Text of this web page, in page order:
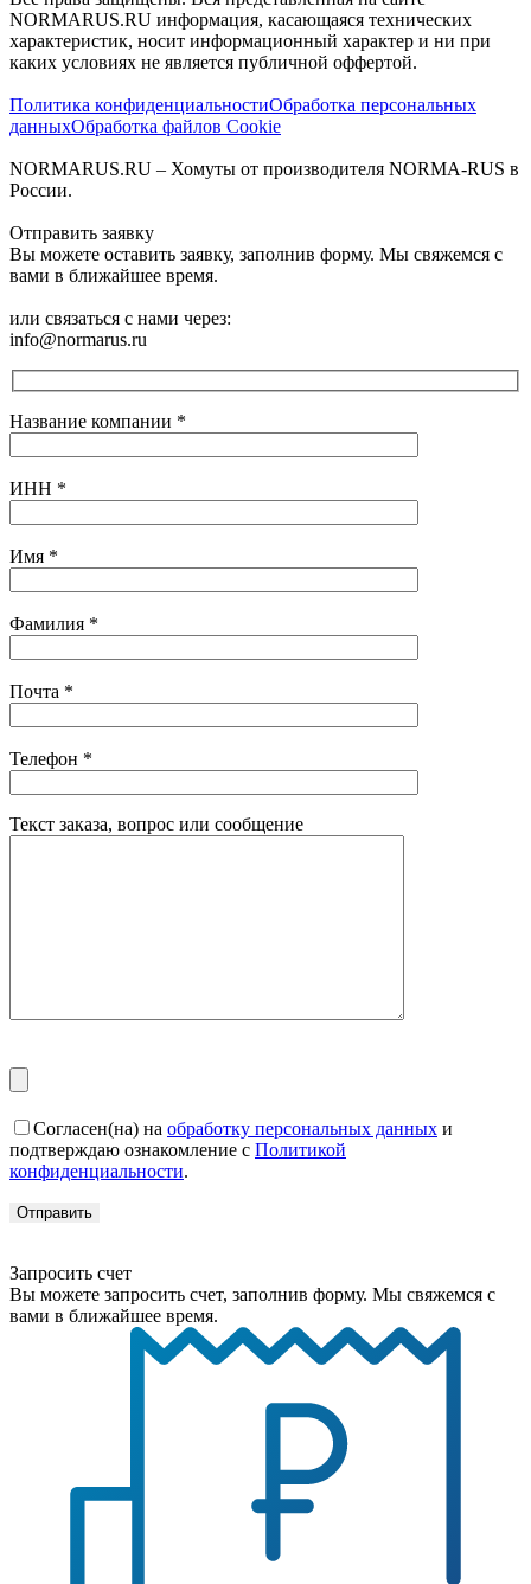
NORMARUS.RU информация, касающаяся технических
характеристик, носит информационный характер и ни при
каких условиях не является публичной оффертой.‍
Политика конфиденциальностиОбработка персональных
данныхОбработка файлов Cookie
NORMARUS.RU – Хомуты от производителя NORMA-RUS в
России.
Отправить заявку
Вы можете оставить заявку, заполнив форму. Мы свяжемся с
вами в ближайшее время.
или связаться с нами через:
info@normarus.ru
Название компании *
ИНН *
Имя *
Фамилия *
Почта *
Телефон *
Текст заказа, вопрос или сообщение
Согласен(на) на обработку персональных данных и
подтверждаю ознакомление с Политикой
конфиденциальности.
Запросить счет
Вы можете запросить счет, заполнив форму. Мы свяжемся с
вами в ближайшее время.